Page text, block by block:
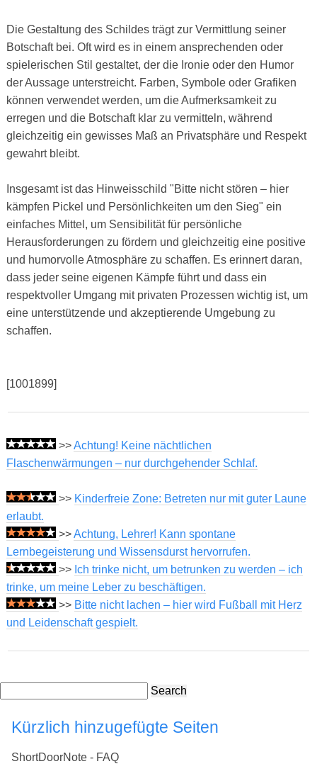
Die Gestaltung des Schildes trägt zur Vermittlung seiner
Botschaft bei. Oft wird es in einem ansprechenden oder
spielerischen Stil gestaltet, der die Ironie oder den Humor
der Aussage unterstreicht. Farben, Symbole oder Grafiken
können verwendet werden, um die Aufmerksamkeit zu
erregen und die Botschaft klar zu vermitteln, während
gleichzeitig ein gewisses Maß an Privatsphäre und Respekt
gewahrt bleibt.
Insgesamt ist das Hinweisschild "Bitte nicht stören – hier
kämpfen Pickel und Persönlichkeiten um den Sieg" ein
einfaches Mittel, um Sensibilität für persönliche
Herausforderungen zu fördern und gleichzeitig eine positive
und humorvolle Atmosphäre zu schaffen. Es erinnert daran,
dass jeder seine eigenen Kämpfe führt und dass ein
respektvoller Umgang mit privaten Prozessen wichtig ist, um
eine unterstützende und akzeptierende Umgebung zu
schaffen.
[1001899]
>>Achtung! Keine nächtlichen
Flaschenwärmungen – nur durchgehender Schlaf.
>> Kinderfreie Zone: Betreten nur mit guter Laune
erlaubt.
>>Achtung, Lehrer! Kann spontane
Lernbegeisterung und Wissensdurst hervorrufen.
>> Ich trinke nicht, um betrunken zu werden – ich
trinke, um meine Leber zu beschäftigen.
>> Bitte nicht lachen – hier wird Fußball mit Herz
und Leidenschaft gespielt.
Search
Kürzlich hinzugefügte Seiten
ShortDoorNote - FAQ